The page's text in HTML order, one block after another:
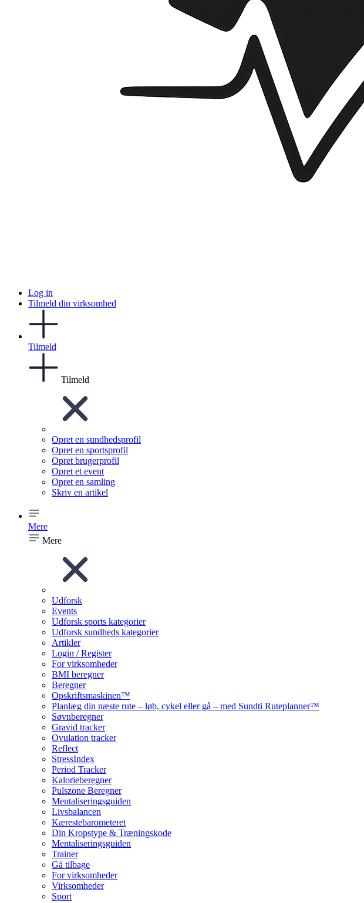
Log in
Tilmeld din virksomhed
Tilmeld
Tilmeld
Opret en sundhedsprofil
Opret en sportsprofil
Opret brugerprofil
Opret et event
Opret en samling
Skriv en artikel
Mere
Mere
Udforsk
Events
Udforsk sports kategorier
Udforsk sundheds kategorier
Artikler
Login / Register
For virksomheder
BMI beregner
Beregner
Opskriftsmaskinen™
Planlæg din næste rute – løb, cykel eller gå – med Sundti Ruteplanner™
Søvnberegner
Gravid tracker
Ovulation tracker
Reflect
StressIndex
Period Tracker
Kalorieberegner
Pulszone Beregner
Mentaliseringsguiden
Livsbalancen
Kærestebarometeret
Din Kropstype & Træningskode
Mentaliseringsguiden
Trainer
Gå tilbage
For virksomheder
Virksomheder
Sport